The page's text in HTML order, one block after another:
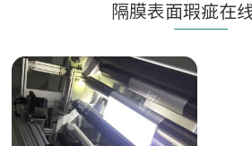
隔膜表面瑕疵在